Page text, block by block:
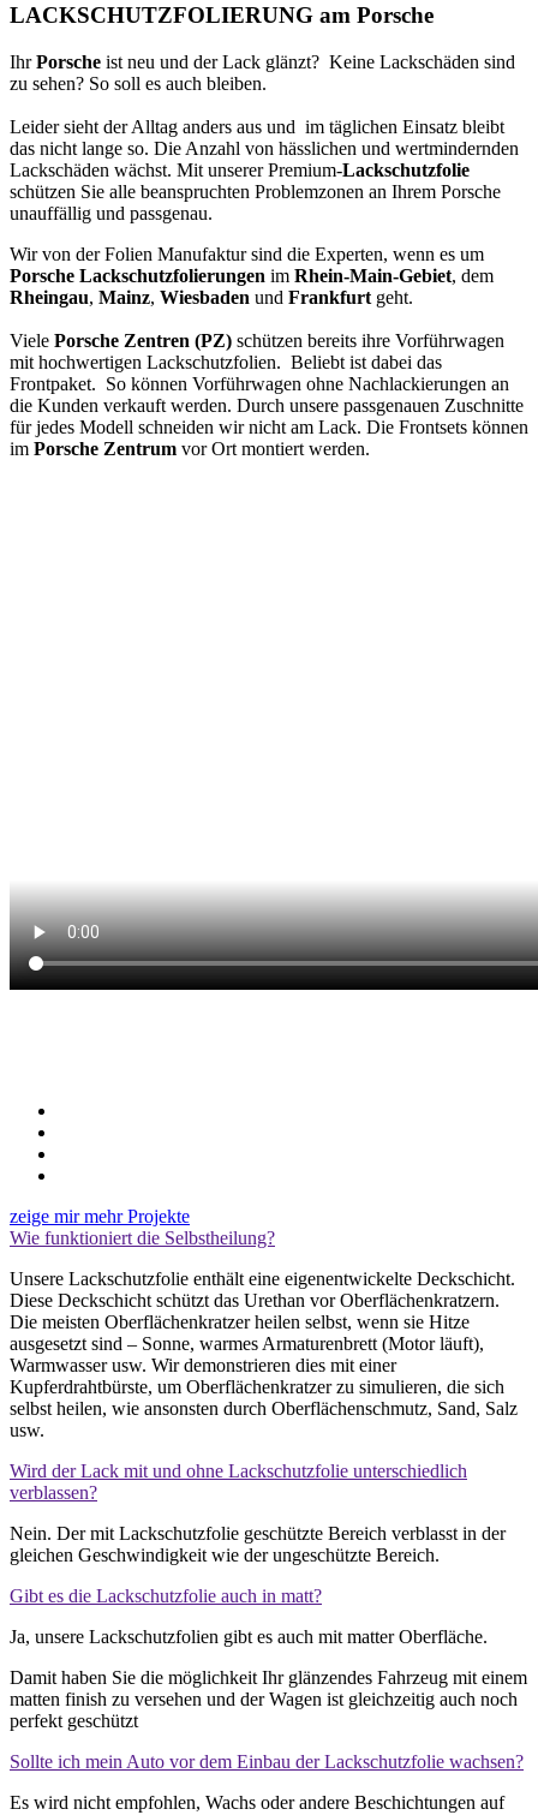
LACKSCHUTZFOLIERUNG am Porsche
IhrPorsche ist neu und der Lack glänzt? Keine Lackschäden sind
zu sehen? So soll es auch bleiben.
Leider sieht der Alltag anders aus und im täglichen Einsatz bleibt
das nicht lange so. Die Anzahl von hässlichen und wertmindernden
Lackschäden wächst. Mit unserer Premium-Lackschutzfolie
schützen Sie alle beanspruchten Problemzonen an Ihrem Porsche
unauffällig und passgenau.
Wir von der Folien Manufaktur sind die Experten, wenn es um
Porsche Lackschutzfolierungen im Rhein-Main-Gebiet, dem
Rheingau, Mainz, Wiesbaden und Frankfurt geht.
Viele Porsche Zentren (PZ) schützen bereits ihre Vorführwagen
mit hochwertigen Lackschutzfolien. Beliebt ist dabei das
Frontpaket. So können Vorführwagen ohne Nachlackierungen an
die Kunden verkauft werden. Durch unsere passgenauen Zuschnitte
für jedes Modell schneiden wir nicht am Lack. Die Frontsets können
im Porsche Zentrum vor Ort montiert werden.
zeige mir mehr Projekte
Wie funktioniert die Selbstheilung?
Unsere Lackschutzfolie enthält eine eigenentwickelte Deckschicht.
Diese Deckschicht schützt das Urethan vor Oberflächenkratzern.
Die meisten Oberflächenkratzer heilen selbst, wenn sie Hitze
ausgesetzt sind – Sonne, warmes Armaturenbrett (Motor läuft),
Warmwasser usw. Wir demonstrieren dies mit einer
Kupferdrahtbürste, um Oberflächenkratzer zu simulieren, die sich
selbst heilen, wie ansonsten durch Oberflächenschmutz, Sand, Salz
usw.
Wird der Lack mit und ohne Lackschutzfolie unterschiedlich
verblassen?
Nein. Der mit Lackschutzfolie geschützte Bereich verblasst in der
gleichen Geschwindigkeit wie der ungeschützte Bereich.
Gibt es die Lackschutzfolie auch in matt?
Ja, unsere Lackschutzfolien gibt es auch mit matter Oberfläche.
Damit haben Sie die möglichkeit Ihr glänzendes Fahrzeug mit einem
matten finish zu versehen und der Wagen ist gleichzeitig auch noch
perfekt geschützt
Sollte ich mein Auto vor dem Einbau der Lackschutzfolie wachsen?
Es wird nicht empfohlen, Wachs oder andere Beschichtungen auf